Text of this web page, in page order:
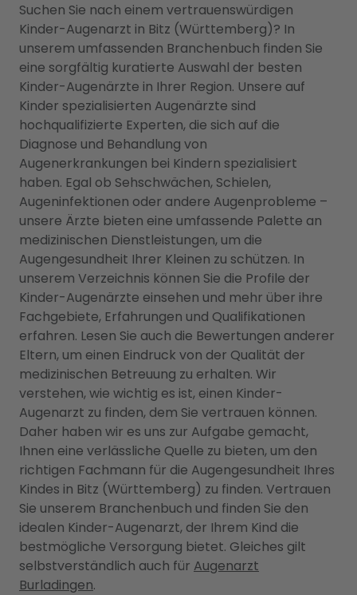
Suchen Sie nach einem vertrauenswürdigen
Kinder-Augenarzt in Bitz (Württemberg)? In
unserem umfassenden Branchenbuch finden Sie
eine sorgfältig kuratierte Auswahl der besten
Kinder-Augenärzte in Ihrer Region. Unsere auf
Kinder spezialisierten Augenärzte sind
hochqualifizierte Experten, die sich auf die
Diagnose und Behandlung von
Augenerkrankungen bei Kindern spezialisiert
haben. Egal ob Sehschwächen, Schielen,
Augeninfektionen oder andere Augenprobleme –
unsere Ärzte bieten eine umfassende Palette an
medizinischen Dienstleistungen, um die
Augengesundheit Ihrer Kleinen zu schützen. In
unserem Verzeichnis können Sie die Profile der
Kinder-Augenärzte einsehen und mehr über ihre
Fachgebiete, Erfahrungen und Qualifikationen
erfahren. Lesen Sie auch die Bewertungen anderer
Eltern, um einen Eindruck von der Qualität der
medizinischen Betreuung zu erhalten. Wir
verstehen, wie wichtig es ist, einen Kinder-
Augenarzt zu finden, dem Sie vertrauen können.
Daher haben wir es uns zur Aufgabe gemacht,
Ihnen eine verlässliche Quelle zu bieten, um den
richtigen Fachmann für die Augengesundheit Ihres
Kindes in Bitz (Württemberg) zu finden. Vertrauen
Sie unserem Branchenbuch und finden Sie den
idealen Kinder-Augenarzt, der Ihrem Kind die
bestmögliche Versorgung bietet. Gleiches gilt
selbstverständlich auch für Augenarzt
Burladingen.